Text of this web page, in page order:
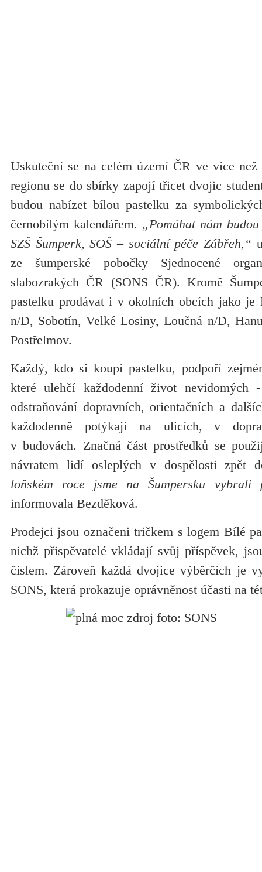
Uskuteční se na celém území ČR ve více než
regionu se do sbírky zapojí třicet dvojic
budou nabízet bílou pastelku za
černobílým kalendářem. „Pomáhat nám
SZŠ Šumperk, SOŠ – sociální péče Zábřeh,“
ze šumperské pobočky Sjednocené
slabozrakých ČR (SONS ČR). Kromě
pastelku prodávat i v okolních obcích jako je
n/D, Sobotín, Velké Losiny, Loučná n/D,
Postřelmov.
Každý, kdo si koupí pastelku, podpoří
které ulehčí každodenní život nevidomých
odstraňování dopravních, orientačních a
každodenně potýkají na ulicích, v
v budovách. Značná část prostředků se
návratem lidí osleplých v dospělosti zpět
loňském roce jsme na Šumpersku
informovala Bezděková.
Prodejci jsou označeni tričkem s logem Bílé
nichž přispěvatelé vkládají svůj příspěvek,
číslem. Zároveň každá dvojice výběrčích je
SONS, která prokazuje oprávněnost účasti na